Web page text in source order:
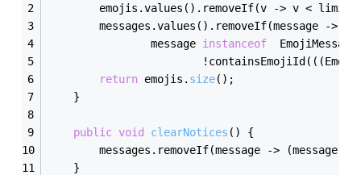
emojis.values().removeIf(v -> v <
        messages.values().removeIf(message ->
                message
instanceof
EmojiMessage
return emojis. size() ;
    }
public void clearNotices ()
{
        messages.removeIf(message -> (message
    }